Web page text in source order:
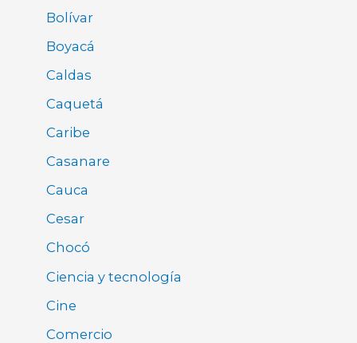
Bolívar
Boyacá
Caldas
Caquetá
Caribe
Casanare
Cauca
Cesar
Chocó
Ciencia y tecnología
Cine
Comercio